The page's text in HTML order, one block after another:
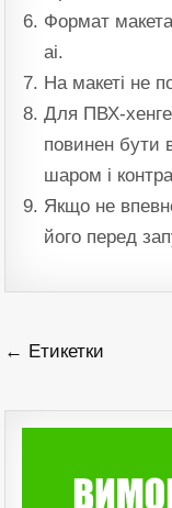
Формат
ai.
На макеті не
Для ПВХ-
повинен бути
шаром і
Якщо не
його перед
Навігація
← Етикетки